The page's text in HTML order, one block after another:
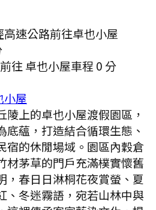
高速公路前往卓也小屋
往 卓也小屋車程 0 分
小屋
陵上的卓也小屋渡假園區，
底蘊，打造結合循環生態、
宿的休閒場域。園區內穀倉
材茅草的門戶充滿樸實懷舊
，春日日淋桐花夜賞螢、夏
、冬迷霧語，宛若山林中與